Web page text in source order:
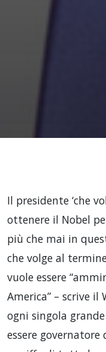
Il presidente ‘che
ottenere il Nobel
più che mai in
che volge al
vuole essere
America” – scrive il
ogni singola
essere